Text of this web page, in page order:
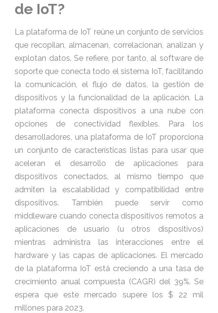
de IoT?
La plataforma de IoT reúne un conjunto de servicios
que recopilan, almacenan, correlacionan, analizan y
explotan datos. Se refiere, por tanto, al software de
soporte que conecta todo el sistema IoT, facilitando
la comunicación, el flujo de datos, la gestión de
dispositivos y la funcionalidad de la aplicación. La
plataforma conecta dispositivos a una nube con
opciones de conectividad flexibles. Para los
desarrolladores, una plataforma de IoT proporciona
un conjunto de características listas para usar que
aceleran el desarrollo de aplicaciones para
dispositivos conectados, al mismo tiempo que
admiten la escalabilidad y compatibilidad entre
dispositivos. También puede servir como
middleware cuando conecta dispositivos remotos a
aplicaciones de usuario (u otros dispositivos)
mientras administra las interacciones entre el
hardware y las capas de aplicaciones. El mercado
de la plataforma IoT está creciendo a una tasa de
crecimiento anual compuesta (CAGR) del 39%. Se
espera que este mercado supere los $ 22 mil
millones para 2023.